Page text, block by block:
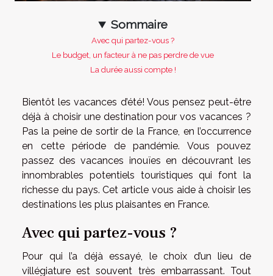
Sommaire
Avec qui partez-vous ?
Le budget, un facteur à ne pas perdre de vue
La durée aussi compte !
Bientôt les vacances d’été! Vous pensez peut-être
déjà à choisir une destination pour vos vacances ?
Pas la peine de sortir de la France, en l’occurrence
en cette période de pandémie. Vous pouvez
passez des vacances inouïes en découvrant les
innombrables potentiels touristiques qui font la
richesse du pays. Cet article vous aide à choisir les
destinations les plus plaisantes en France.
Avec qui partez-vous ?
Pour qui l’a déjà essayé, le choix d’un lieu de
villégiature est souvent très embarrassant. Tout